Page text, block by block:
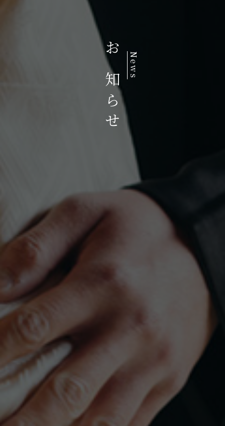
お知らせ News